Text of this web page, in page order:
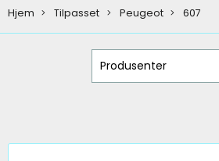
Hjem Tilpasset Peugeot 607
Produsenter